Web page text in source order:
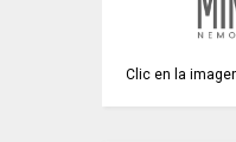
Clic en la